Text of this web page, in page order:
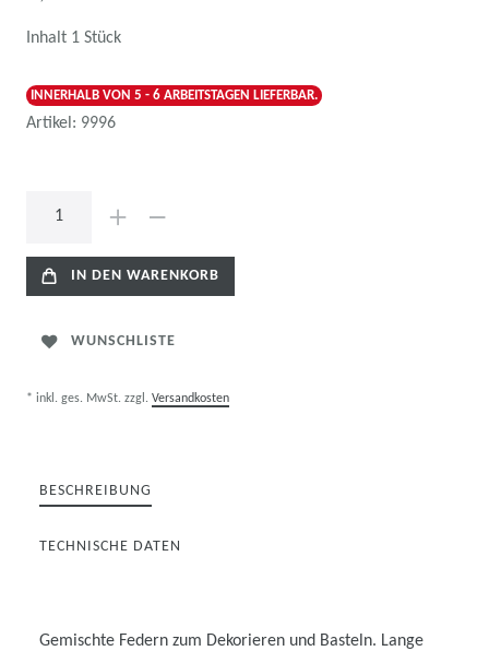
Inhalt 1 Stück
INNERHALB VON 5 - 6 ARBEITSTAGEN LIEFERBAR.
Artikel: 9996
IN DEN WARENKORB
WUNSCHLISTE
* inkl. ges. MwSt. zzgl. Versandkosten
BESCHREIBUNG
TECHNISCHE DATEN
Gemischte Federn zum Dekorieren und Basteln. Lange